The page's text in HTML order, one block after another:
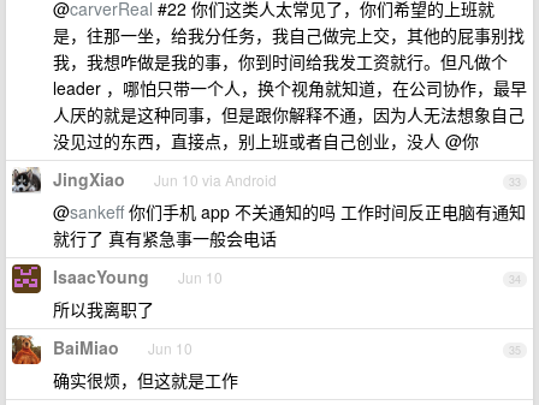
@carverReal #22 你们这类人太常见了，你们希望的上班就
是，往那一坐，给我分任务，我自己做完上交，其他的屁事别找
我，我想咋做是我的事，你到时间给我发工资就行。但凡做个
leader ，哪怕只带一个人，换个视角就知道，在公司协作，最早
人厌的就是这种同事，但是跟你解释不通，因为人无法想象自己
没见过的东西，直接点，别上班或者自己创业，没人 @你
33
JingXiao Jun 10 via Android
@sankeff你们手机 app 不关通知的吗 工作时间反正电脑有通知
就行了 真有紧急事一般会电话
34
IsaacYoung Jun 10
所以我离职了
35
BaiMiao Jun 10
确实很烦，但这就是工作